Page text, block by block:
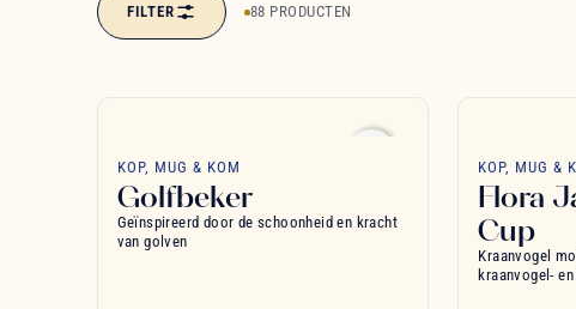
FILTER 88 PRODUCTEN
KOP, MUG & KOM
Golfbeker
Geïnspireerd door de schoonheid en kracht
van golven
KOP, MUG &
Flora
Cup
Kraanvogel
kraanvogel-